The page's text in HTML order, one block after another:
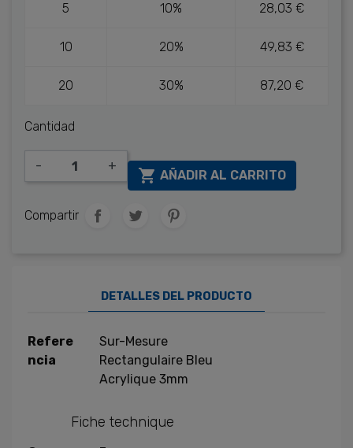
5 10% 28,03 €
10 20% 49,83 €
20 30% 87,20 €
Cantidad
- +
 AÑADIR AL CARRITO
Compartir
DETALLES DEL PRODUCTO
Refere
ncia
Sur-Mesure
Rectangulaire Bleu
Acrylique 3mm
Fiche technique